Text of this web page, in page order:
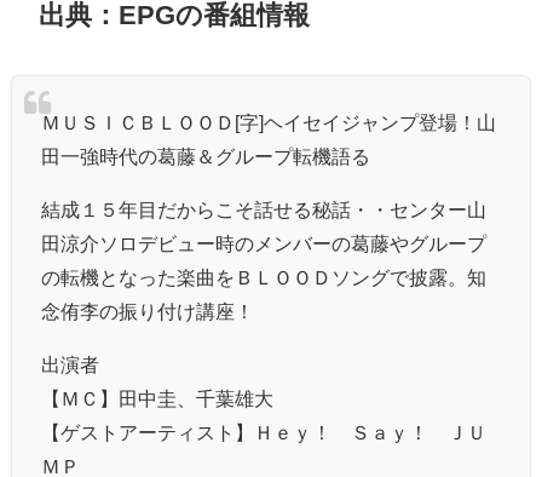
出典：EPGの番組情報
ＭＵＳＩＣＢＬＯＯＤ[字]ヘイセイジャンプ登場！山
田一強時代の葛藤＆グループ転機語る
結成１５年目だからこそ話せる秘話・・センター山
田涼介ソロデビュー時のメンバーの葛藤やグループ
の転機となった楽曲をＢＬＯＯＤソングで披露。知
念侑李の振り付け講座！
出演者
【ＭＣ】田中圭、千葉雄大
【ゲストアーティスト】Ｈｅｙ！ Ｓａｙ！ ＪＵ
ＭＰ